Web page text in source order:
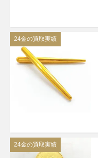
24金の買取実績
24金の買取実績